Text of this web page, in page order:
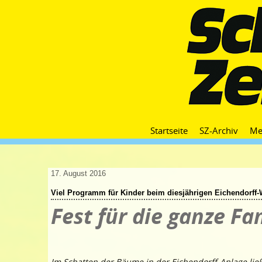
Startseite SZ-Archiv
17. August 2016
Viel Programm für Kinder beim diesjährigen Eichendorff-
Fest für die ganze